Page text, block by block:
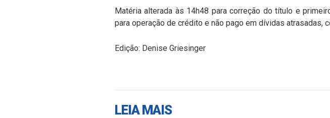
Matéria alterada às 14h48 para correção do título e
para operação de crédito e não pago em dívidas atrasadas,
Edição: Denise Griesinger
LEIA MAIS